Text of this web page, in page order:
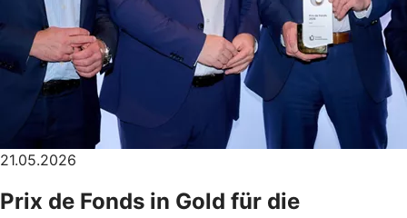
21.05.2026
Prix de Fonds in Gold für die